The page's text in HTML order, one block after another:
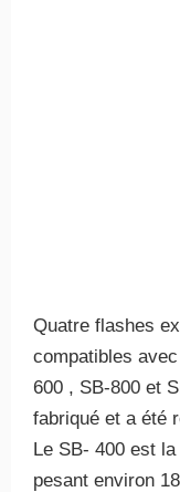
Quatre flashes
compatibles
600 , SB-800 et
fabriqué et a été
Le SB- 400 est
pesant environ